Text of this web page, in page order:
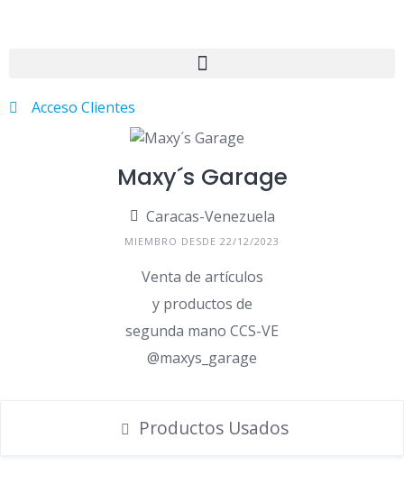
Acceso Clientes
Maxy´s Garage
Caracas-Venezuela
MIEMBRO DESDE 22/12/2023
Venta de artículos
y productos de
segunda mano CCS-VE
@maxys_garage
Productos Usados